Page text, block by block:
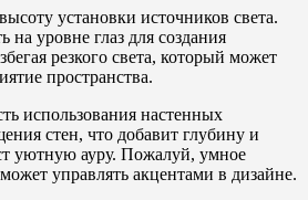
установки источников света.
уровне глаз для создания
резкого света, который может
пространства.
использования настенных
стен, что добавит глубину и
уютную ауру. Пожалуй, умное
управлять акцентами в дизайне.